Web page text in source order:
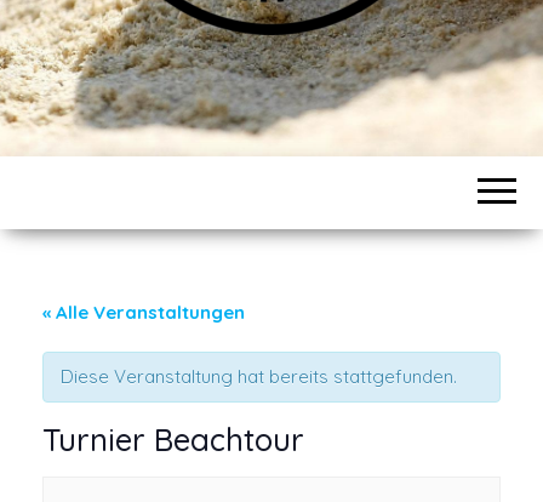
BC FRUTIGEN
« Alle Veranstaltungen
Diese Veranstaltung hat bereits stattgefunden.
Turnier Beachtour